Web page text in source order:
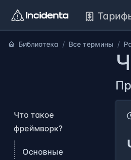
Библиотека Все термины
Что такое
фреймворк?
Основные